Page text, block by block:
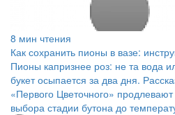
8 мин чтения
Как сохранить пионы в вазе:
Пионы капризнее роз: не та вода
букет осыпается за два дня.
«Первого Цветочного»
выбора стадии бутона до